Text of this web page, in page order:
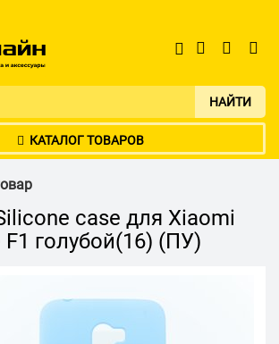
НАЙТИ
КАТАЛОГ ТОВАРОВ
case для Xiaomi
голубой(16) (ПУ)